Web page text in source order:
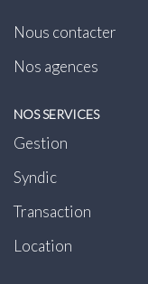
Nous contacter
Nos agences
NOS SERVICES
Gestion
Syndic
Transaction
Location